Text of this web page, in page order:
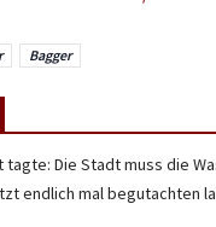
Bagger
tagte: Die Stadt muss die
endlich mal begutachten